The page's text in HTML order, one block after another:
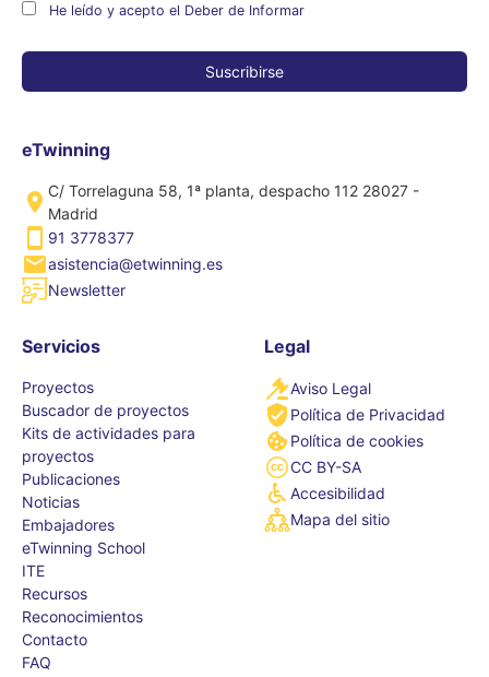
He leído y acepto el Deber de Informar
eTwinning
C/ Torrelaguna 58, 1ª planta, despacho 112 28027 -
Madrid
91 3778377
asistencia@etwinning.es
Newsletter
Servicios
Proyectos
Buscador de proyectos
Kits de actividades para
proyectos
Publicaciones
Noticias
Embajadores
eTwinning School
ITE
Recursos
Reconocimientos
Contacto
FAQ
Legal
Aviso Legal
Política de Privacidad
Política de cookies
CC BY-SA
Accesibilidad
Mapa del sitio